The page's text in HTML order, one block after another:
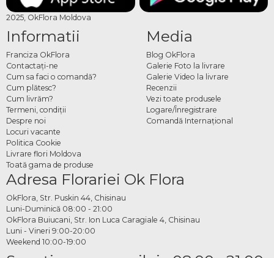
2025, OkFlora Moldova
Informatii
Franciza OkFlora
Contactaţi-ne
Cum sa faci o comandă?
Cum plătesc?
Cum livrăm?
Termeni, condiţii
Despre noi
Locuri vacante
Politica Cookie
Livrare flori Moldova
Toată gama de produse
Media
Blog OkFlora
Galerie Foto la livrare
Galerie Video la livrare
Recenzii
Vezi toate produsele
Logare/Înregistrare
Comandă Internațional
Adresa Florariei Ok Flora
OkFlora, Str. Puskin 44, Chisinau
Luni-Duminică 08:00 - 21:00
OkFlora Buiucani, Str. Ion Luca Caragiale 4, Chisinau
Luni - Vineri 9:00-20:00
Weekend 10:00-19:00